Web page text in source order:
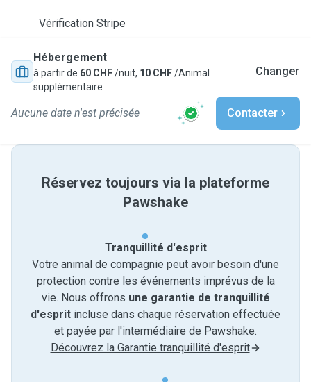
Vérification Stripe
Hébergement
à partir de 60 CHF/nuit, 10 CHF/Animal
supplémentaire
Changer
Aucune date n'est précisée Contacter
Réservez toujours via la plateforme
Pawshake
Tranquillité d'esprit
Votre animal de compagnie peut avoir besoin d'une
protection contre les événements imprévus de la
vie. Nous offrons une garantie de tranquillité
d'esprit incluse dans chaque réservation effectuée
et payée par l'intermédiaire de Pawshake.
Découvrez la Garantie tranquillité d'esprit